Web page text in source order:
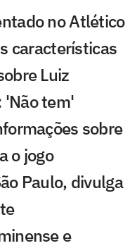
no Atlético
características
Luiz
'Não tem'
sobre
o jogo
Paulo, divulga
e